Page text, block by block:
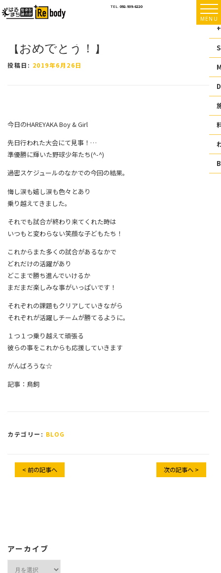
ン
TEL. 092-939-6220
MENU
【おめでとう！】
投稿日: 2019年6月26日
今日のHAREYAKA Boy & Girl
先日行われた大会にて見事！ …
準優勝に輝いた野球少年たち(^-^)
過密スケジュールのなかでの今回の結果。
悔し涙も嬉し涙も色々とあり
乗り越えてきました。
それでも試合が終わり来てくれた時は
いつもと変わらない笑顔な子どもたち！
これからまた多くの試合があるなかで
どれだけの活躍があり
どこまで勝ち進んでいけるか
まだまだ楽しみな事がいっぱいです！
それぞれの課題もクリアしていきながら
それぞれが活躍しチームが勝てるように。
１つ１つ乗り越えて頑張る
彼らの事をこれからも応援していきます
がんばろうな☆
記事：鳥飼
カテゴリー: BLOG
< 前の記事へ 次の記事へ >
アーカイブ